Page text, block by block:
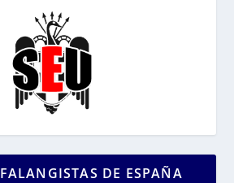
DE ESPAÑA